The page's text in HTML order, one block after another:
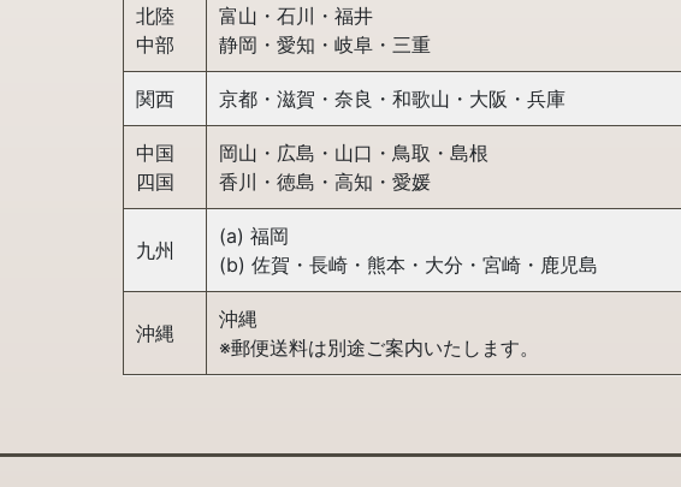
北陸
中部
富山・石川・福井
静岡・愛知・岐阜・三重
関西 京都・滋賀・奈良・和歌山・大阪・兵庫
中国
四国
岡山・広島・山口・鳥取・島根
香川・徳島・高知・愛媛
九州
(a) 福岡
(b) 佐賀・長崎・熊本・大分・宮崎・鹿児島
沖縄
沖縄
※郵便送料は別途ご案内いたします。